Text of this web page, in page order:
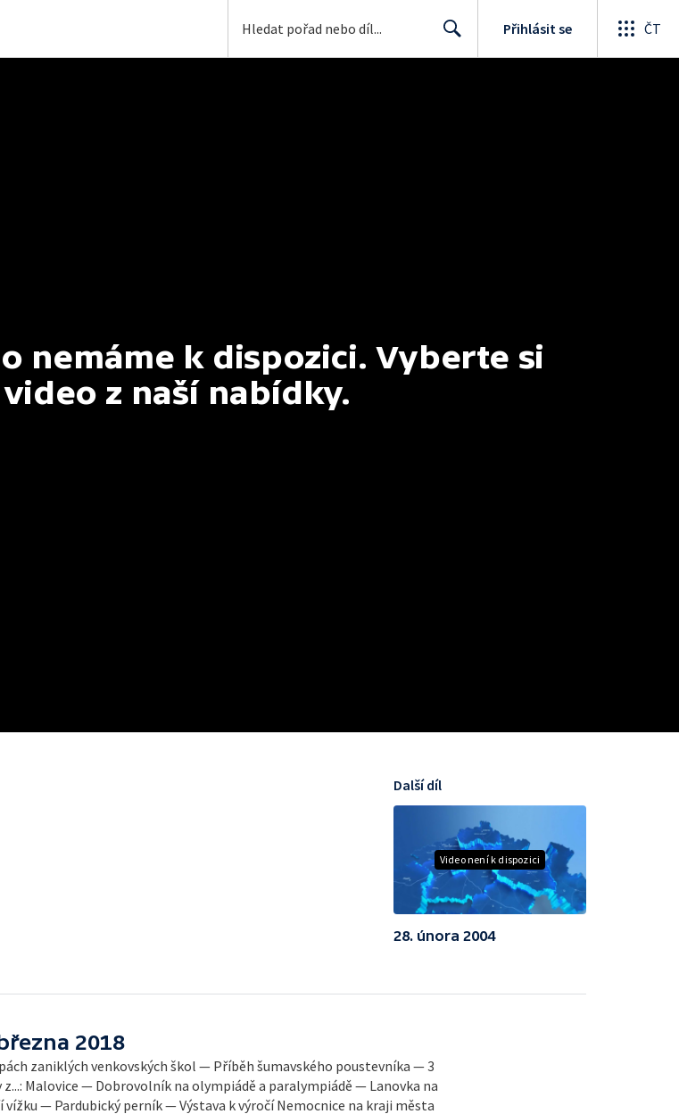
Přihlásit se ČT
nemáme k dispozici. Vyberte si
z naší nabídky.
Video není k dispozici
Další díl
28. února 2004
2018
zaniklých venkovských škol — Příběh šumavského poustevníka — 3
Malovice — Dobrovolník na olympiádě a paralympiádě — Lanovka na
vížku — Pardubický perník — Výstava k výročí Nemocnice na kraji města